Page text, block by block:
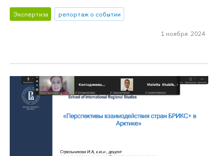
Экспертиза репортаж о событии
1 ноября 2024